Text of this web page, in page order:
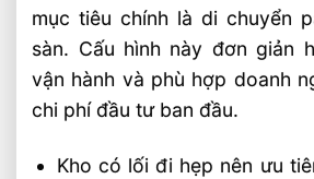
mục tiêu chính là di chuyển
sàn. Cấu hình này đơn giản
vận hành và phù hợp doanh
chi phí đầu tư ban đầu.
Kho có lối đi hẹp nên ưu